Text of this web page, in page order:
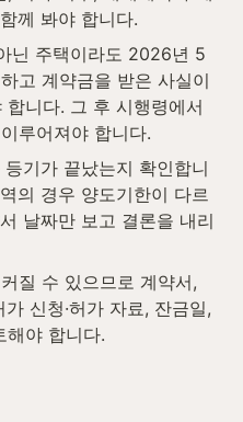
께 봐야 합니다.
닌 주택이라도 2026년 5
고 계약금을 받은 사실이
니다. 그 후 시행령에서
루어져야 합니다.
기가 끝났는지 확인합니
의 경우 양도기한이 다르
날짜만 보고 결론을 내리
질 수 있으므로 계약서,
신청·허가 자료, 잔금일,
해야 합니다.